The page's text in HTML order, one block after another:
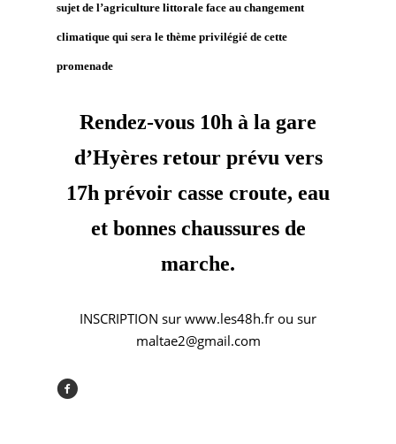
sujet de l’agriculture littorale face au changement
climatique qui sera le thème privilégié de cette
promenade
Rendez-vous 10h à la gare
d’Hyères retour prévu vers
17h prévoir casse croute, eau
et bonnes chaussures de
marche.
INSCRIPTION sur www.les48h.fr ou sur
maltae2@gmail.com